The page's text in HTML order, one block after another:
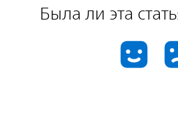
Была ли эта